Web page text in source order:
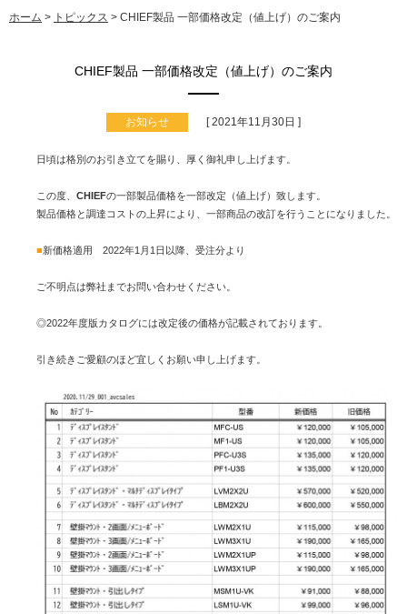
ホーム > トピックス > CHIEF製品 一部価格改定（値上げ）のご案内
CHIEF製品 一部価格改定（値上げ）のご案内
お知らせ [ 2021年11月30日 ]
日頃は格別のお引き立てを賜り、厚く御礼申し上げます。
この度、 CHIEFの一部製品価格を一部改定（値上げ）致します。
製品価格と調達コストの上昇により、一部商品の改訂を行うことになりました。
■新価格適用 2022年1月1日以降、受注分より
ご不明点は弊社までお問い合わせください。
◎2022年度版カタログには改定後の価格が記載されております。
引き続きご愛顧のほど宜しくお願い申し上げます。